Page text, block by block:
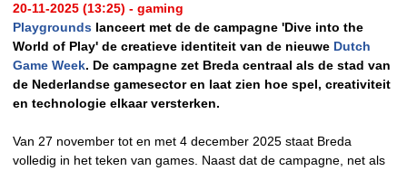
20-11-2025 (13:25) - gaming
Playgrounds lanceert met de de campagne 'Dive into the
World of Play' de creatieve identiteit van de nieuwe Dutch
Game Week. De campagne zet Breda centraal als de stad van
de Nederlandse gamesector en laat zien hoe spel, creativiteit
en technologie elkaar versterken.
Van 27 november tot en met 4 december 2025 staat Breda
volledig in het teken van games. Naast dat de campagne, net als